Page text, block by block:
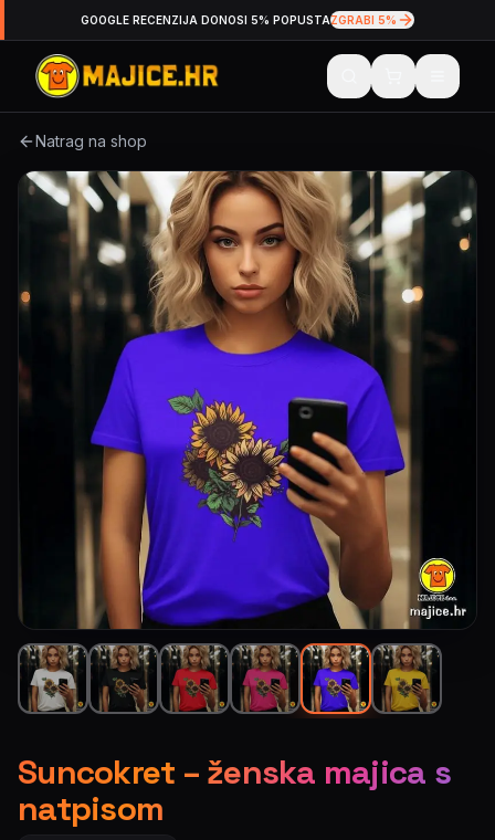
GOOGLE RECENZIJA DONOSI 5% POPUSTAZGRABI 5%
Natrag na shop
Suncokret – ženska majica s
natpisom